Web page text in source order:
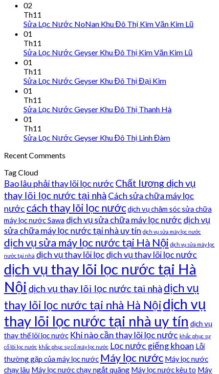
02
Th11
Sửa Lọc Nước NoNan Khu Đô Thị Kim Văn Kim Lũ
01
Th11
Sửa Lọc Nước Geyser Khu Đô Thị Kim Văn Kim Lũ
01
Th11
Sửa Lọc Nước Geyser Khu Đô Thị Đại Kim
01
Th11
Sửa Lọc Nước Geyser Khu Đô Thị Thanh Hà
01
Th11
Sửa Lọc Nước Geyser Khu Đô Thị Linh Đàm
Recent Comments
Tag Cloud
Bao lâu phải thay lõi lọc nước Chất lượng dịch vụ
thay lõi lọc nước tại nhà Cách sửa chữa máy lọc
nước cách thay lõi lọc nướcdịch vụ chăm sóc sửa chữa
máy lọc nước Sawa dịch vụ sửa chữa máy lọc nước dịch vụ
sửa chữa máy lọc nước tại nhà uy tín dịch vụ sửa máy lọc nước
dịch vụ sửa máy lọc nước tại Hà Nội dịch vụ sửa máy lọc
nước tại nhà dịch vụ thay lõi lọc dịch vụ thay lõi lọc nước
dịch vụ thay lõi lọc nước tại Hà
Nội dịch vụ thay lõi lọc nước tại nhà dịch vụ
thay lõi lọc nước tại nhà Hà Nộidịch vụ
thay lõi lọc nước tại nhà uy tín dịch vụ
thay thế lõi lọc nước Khi nào cần thay lõi lọc nước khắc phục sự
cố lõi lọc nước khắc phục sự cố máy lọc nước Lọc nước giếng khoan Lỗi
thường gặp của máy lọc nước Máy lọc nước Máy lọc nước
chạy lâu Máy lọc nước chạy ngắt quãng Máy lọc nước kêu to Máy